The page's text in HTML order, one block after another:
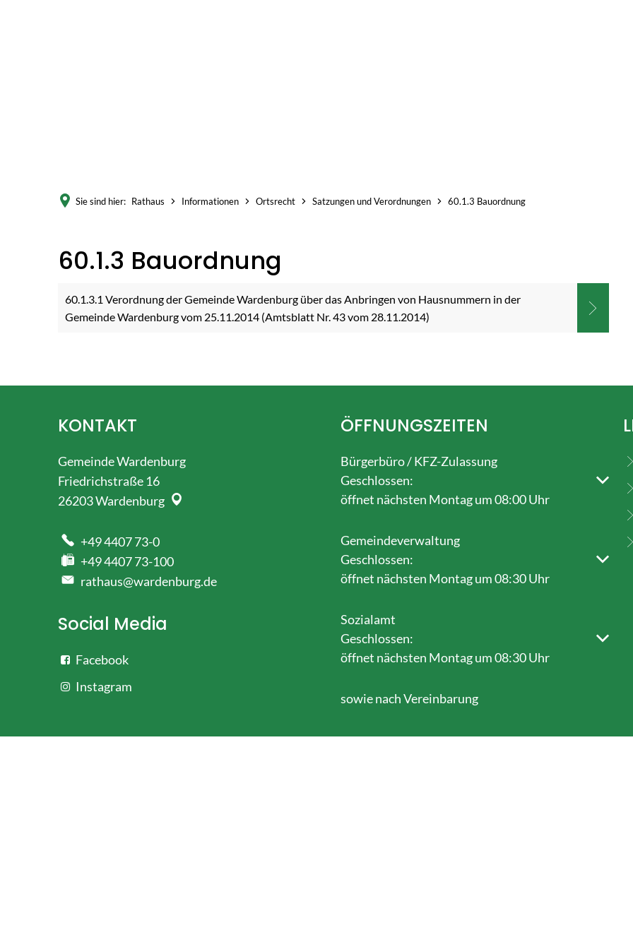
Sie sind hier: Rathaus Informationen Ortsrecht Satzungen und Verordnungen 60.1.3 Bauordnung
60.1.3
Bauordnung
60.1.3 Bauordnung
60.1.3.1 Verordnung der Gemeinde Wardenburg über das Anbringen von Hausnummern in der
Gemeinde Wardenburg vom 25.11.2014 (Amtsblatt Nr. 43 vom 28.11.2014)
KONTAKT
Gemeinde Wardenburg
Friedrichstraße 16
26203Wardenburg
+49 4407 73-0
+49 4407 73-100
rathaus@wardenburg.de
Social Media
Facebook
Instagram
ÖFFNUNGSZEITEN
Bürgerbüro / KFZ-Zulassung
Klicken, um weitere Öffnungs- oder Schließzeiten
Geschlossen:
öffnet nächsten Montag um 08:00 Uhr
Gemeindeverwaltung
Klicken, um weitere Öffnungs- oder Schließzeiten
Geschlossen:
öffnet nächsten Montag um 08:30 Uhr
Sozialamt
Klicken, um weitere Öffnungs- oder Schließzeiten
Geschlossen:
öffnet nächsten Montag um 08:30 Uhr
sowie nach Vereinbarung